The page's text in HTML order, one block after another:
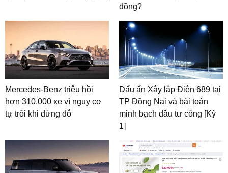
đồng?
Mercedes-Benz triệu hồi
hơn 310.000 xe vì nguy cơ
tự trôi khi dừng đỗ
Dấu ấn Xây lắp Điện 689 tại
TP Đồng Nai và bài toán
minh bạch đầu tư công [Kỳ
1]